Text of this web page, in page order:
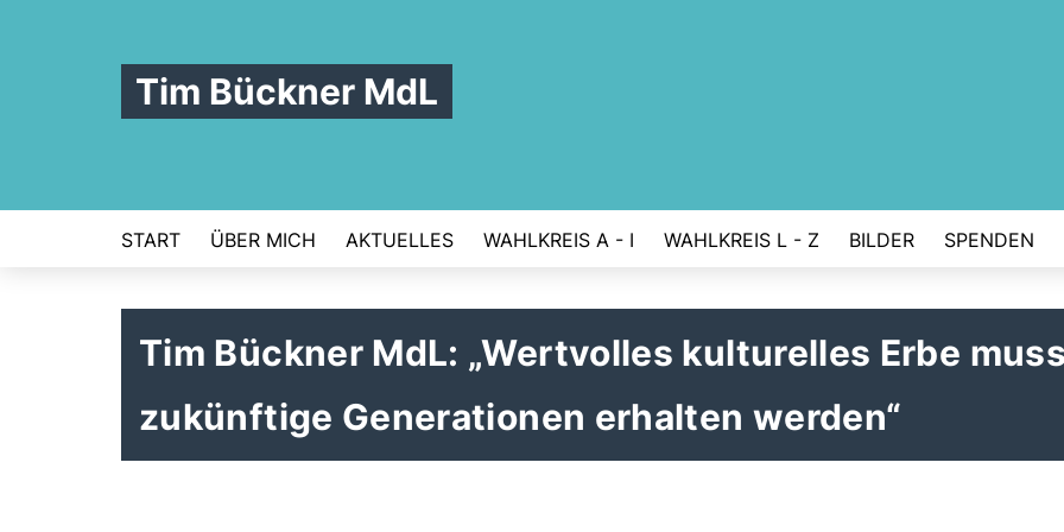
Tim Bückner MdL
START ÜBER MICH AKTUELLES WAHLKREIS A - I WAHLKREIS L - Z BILDER SPENDEN
Tim Bückner MdL: „Wertvolles kulturelles Erbe
zukünftige Generationen erhalten werden“